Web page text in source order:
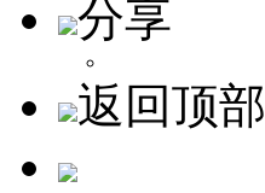
分享
返回顶部